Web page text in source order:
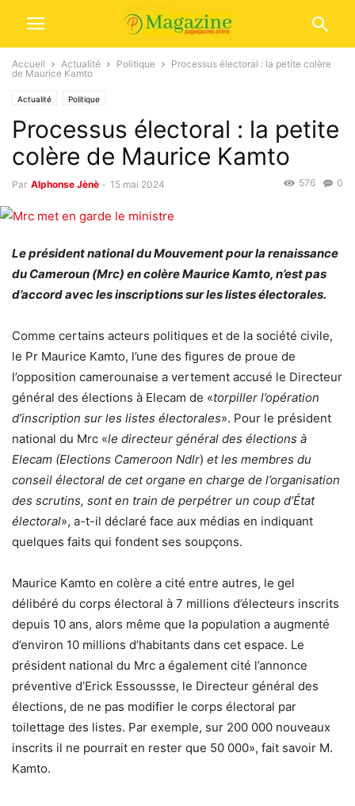
Accueil Actualité Politique
Processus électoral : la petite colère
de Maurice Kamto
Actualité Politique
Processus électoral : la petite
colère de Maurice Kamto
Par Alphonse Jènè - 15 mai 2024 0
576
Le président national du Mouvement pour la renaissance
du Cameroun (Mrc) en colère Maurice Kamto, n’est pas
d’accord avec les inscriptions sur les listes électorales.
Comme certains acteurs politiques et de la société civile,
le Pr Maurice Kamto, l’une des figures de proue de
l’opposition camerounaise a vertement accusé le Directeur
général des élections à Elecam de «torpiller l’opération
d’inscription sur les listes électorales». Pour le président
national du Mrc «le directeur général des élections à
Elecam (Elections Cameroon Ndlr) et les membres du
conseil électoral de cet organe en charge de l’organisation
des scrutins, sont en train de perpétrer un coup d’État
électoral», a-t-il déclaré face aux médias en indiquant
quelques faits qui fondent ses soupçons.
Maurice Kamto en colère a cité entre autres, le gel
délibéré du corps électoral à 7 millions d’électeurs inscrits
depuis 10 ans, alors même que la population a augmenté
d’environ 10 millions d’habitants dans cet espace. Le
président national du Mrc a également cité l’annonce
préventive d’Erick Essoussse, le Directeur général des
élections, de ne pas modifier le corps électoral par
toilettage des listes. Par exemple, sur 200 000 nouveaux
inscrits il ne pourrait en rester que 50 000», fait savoir M.
Kamto.